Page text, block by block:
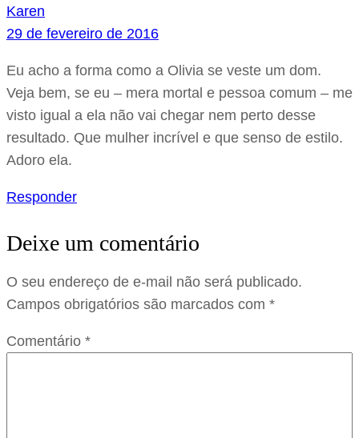
Karen
29 de fevereiro de 2016
Eu acho a forma como a Olivia se veste um dom.
Veja bem, se eu – mera mortal e pessoa comum – me
visto igual a ela não vai chegar nem perto desse
resultado. Que mulher incrível e que senso de estilo.
Adoro ela.
Responder
Deixe um comentário
O seu endereço de e-mail não será publicado.
Campos obrigatórios são marcados com *
Comentário *